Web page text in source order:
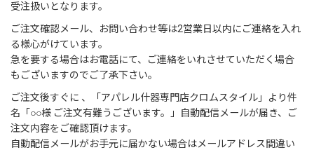
受注扱いとなります。
ご注文確認メール、お問い合わせ等は2営業日以内にご連絡を入れ
る様心がけています。
急を要する場合はお電話にて、ご連絡をいれさせていただく場合
もございますのでご了承下さい。
ご注文後すぐに 、「アパレル什器専門店クロムスタイル」より件
名「○○様 ご注文有難うございます。」自動配信メールが届き、ご
注文内容をご確認頂けます。
自動配信メールがお手元に届かない場合はメールアドレス間違い